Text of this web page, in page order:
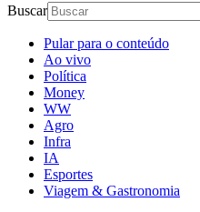
Buscar
Pular para o conteúdo
Ao vivo
Política
Money
WW
Agro
Infra
IA
Esportes
Viagem & Gastronomia